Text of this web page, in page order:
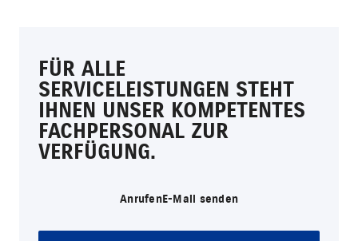
FÜR ALLE
SERVICELEISTUNGEN STEHT
IHNEN UNSER KOMPETENTES
FACHPERSONAL ZUR
VERFÜGUNG.
AnrufenE-Mail senden